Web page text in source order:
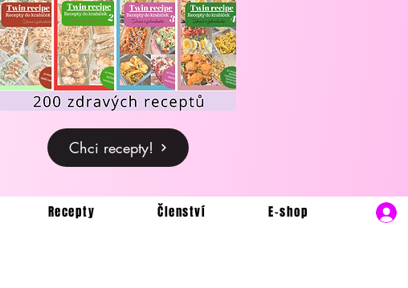
Chci recepty!
Recepty Členství E-shop